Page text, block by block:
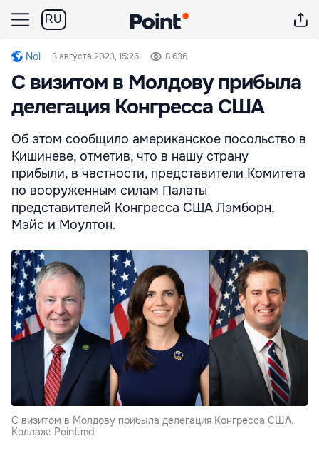
RU
Noi 3 августа 2023, 15:26 8 636
С визитом в Молдову прибыла
делегация Конгресса США
Об этом сообщило американское посольство в
Кишиневе, отметив, что в нашу страну
прибыли, в частности, представители Комитета
по вооруженным силам Палаты
представителей Конгресса США Лэмборн,
Мэйс и Моултон.
С визитом в Молдову прибыла делегация Конгресса США.
Коллаж: Point.md